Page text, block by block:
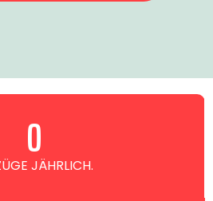
JÄHRLICH.
0